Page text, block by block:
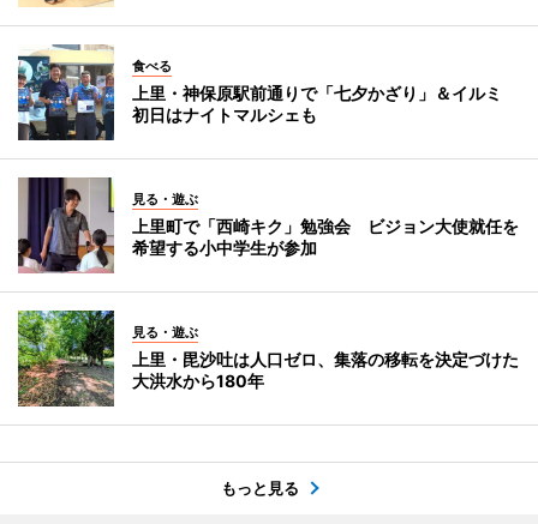
食べる
上里・神保原駅前通りで「七夕かざり」＆イルミ
初日はナイトマルシェも
見る・遊ぶ
上里町で「西崎キク」勉強会 ビジョン大使就任を
希望する小中学生が参加
見る・遊ぶ
上里・毘沙吐は人口ゼロ、集落の移転を決定づけた
大洪水から180年
もっと見る